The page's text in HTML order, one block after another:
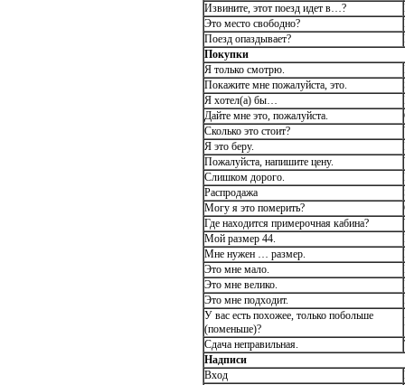
Извините, этот поезд идет в…?
Это место свободно?
Поезд опаздывает?
Покупки
Я только смотрю.
Покажите мне пожалуйста, это.
Я хотел(а) бы…
Дайте мне это, пожалуйста.
Сколько это стоит?
Я это беру.
Пожалуйста, напишите цену.
Слишком дорого.
Распродажа
Могу я это померить?
Где находится примерочная кабина?
Мой размер 44.
Мне нужен … размер.
Это мне мало.
Это мне велико.
Это мне подходит.
У вас есть похожее, только побольше
(поменьше)?
Сдача неправильная.
Надписи
Вход